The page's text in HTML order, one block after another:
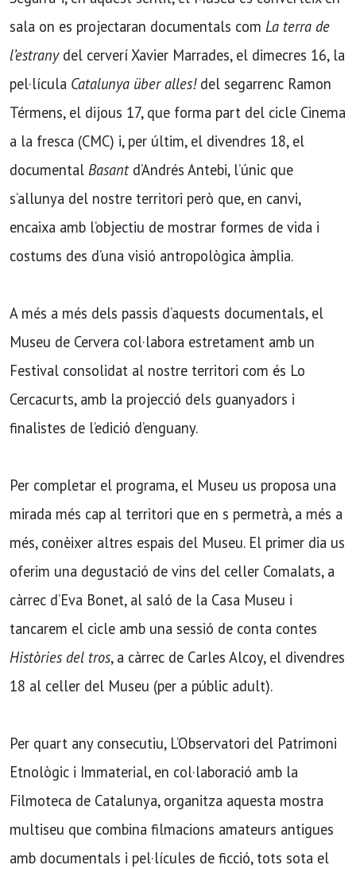
sala on es projectaran documentals com La terra de
l’estranydel cerverí Xavier Marrades, el dimecres 16, la
pel·lícula Catalunya über alles!del segarrenc Ramon
Térmens, el dijous 17, que forma part del cicle Cinema
a la fresca (CMC) i, per últim, el divendres 18, el
documental Basantd’Andrés Antebi, l’únic que
s’allunya del nostre territori però que, en canvi,
encaixa amb l’objectiu de mostrar formes de vida i
costums des d’una visió antropològica àmplia.
A més a més dels passis d’aquests documentals, el
Museu de Cervera col·labora estretament amb un
Festival consolidat al nostre territori com és Lo
Cercacurts, amb la projecció dels guanyadors i
finalistes de l’edició d’enguany.
Per completar el programa, el Museu us proposa una
mirada més cap al territori que en s permetrà, a més a
més, conèixer altres espais del Museu. El primer dia us
oferim una degustació de vins del celler Comalats, a
càrrec d’Eva Bonet, al saló de la Casa Museu i
tancarem el cicle amb una sessió de conta contes
Històries del tros, a càrrec de Carles Alcoy, el divendres
18 al celler del Museu (per a públic adult).
Per quart any consecutiu, L’Observatori del Patrimoni
Etnològic i Immaterial, en col·laboració amb la
Filmoteca de Catalunya, organitza aquesta mostra
multiseu que combina filmacions amateurs antigues
amb documentals i pel·lícules de ficció, tots sota el